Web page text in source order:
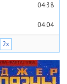
04:38
04:04
08:12
2x